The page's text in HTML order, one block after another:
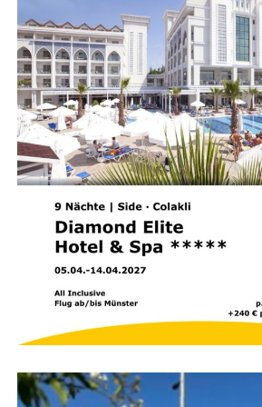
hin, dass sich ver­gleich­ba­re
ande­ren Ein­zel­händ­lern vor Ort
deren preis­li­cher Ori­en­tie­rung. Der
all­ge­mein: Schau­en Sie vor dem
bei Ihrem Fach­händ­ler vor Ort
se und suchen Sie das ehr­li­che
kauft, tut oft gleich dop­pelt etwas
eige­ne Porte­mon­naie und stärkt
ne Stadt.
Anzeige